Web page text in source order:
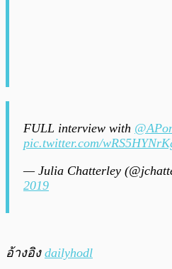
FULL interview with
pic.twitter.com/
— Julia Chatterley
2019
อ้างอิง dailyhodl